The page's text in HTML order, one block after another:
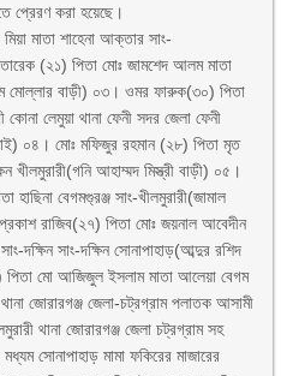
প্রেরণ করা হয়েছে।
মাতা শাহেনা আক্তার সাং-
তারেক (২১) পিতা মোঃ জামশেদ আলম মাতা
মোল্লার বাড়ী) ০৩। ওমর ফারুক(৩০) পিতা
লেমুয়া থানা ফেনী সদর জেলা ফেনী
০৪। মোঃ মফিজুর রহমান (২৮) পিতা মৃত
খীলমুরারী(গনি আহাম্মদ মিস্ত্রী বাড়ী) ০৫।
বেগমগু্রঞ্জ সাং-খীলমুরারী(জামাল
রাজিব(২৭) পিতা মোঃ জয়নাল আবেদীন
দক্ষিন সাং-দক্ষিন সোনাপাহাড়(আব্দুর রশিদ
পিতা মো আজিজুল ইসলাম মাতা আলেয়া বেগম
থানা জোরারগঞ্জ জেলা-চট্রগ্রাম পলাতক আসামী
থানা জোরারগঞ্জ জেলা চট্রগ্রাম সহ
সোনাপাহাড় মামা ফকিরের মাজারের